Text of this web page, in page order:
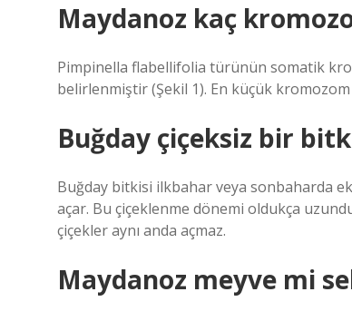
Maydanoz kaç
Pimpinella flabellifolia türünün somatik
belirlenmiştir (Şekil 1). En küçük
Buğday çiçeksiz bir
Buğday bitkisi ilkbahar veya sonbaharda
açar. Bu çiçeklenme dönemi oldukça
çiçekler aynı anda açmaz.
Maydanoz meyve mi